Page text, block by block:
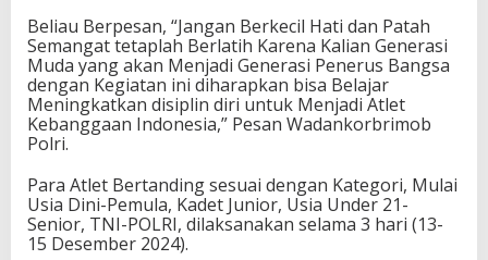
Beliau Berpesan, “Jangan Berkecil Hati dan Patah
Semangat tetaplah Berlatih Karena Kalian Generasi
Muda yang akan Menjadi Generasi Penerus Bangsa
dengan Kegiatan ini diharapkan bisa Belajar
Meningkatkan disiplin diri untuk Menjadi Atlet
Kebanggaan Indonesia,” Pesan Wadankorbrimob
Polri.
Para Atlet Bertanding sesuai dengan Kategori, Mulai
Usia Dini-Pemula, Kadet Junior, Usia Under 21-
Senior, TNI-POLRI, dilaksanakan selama 3 hari (13-
15 Desember 2024).